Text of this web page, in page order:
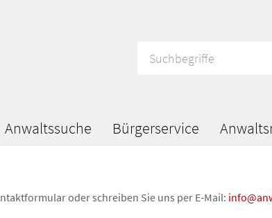
Anwaltssuche Bürgerservice
oder schreiben Sie uns per E-Mail: